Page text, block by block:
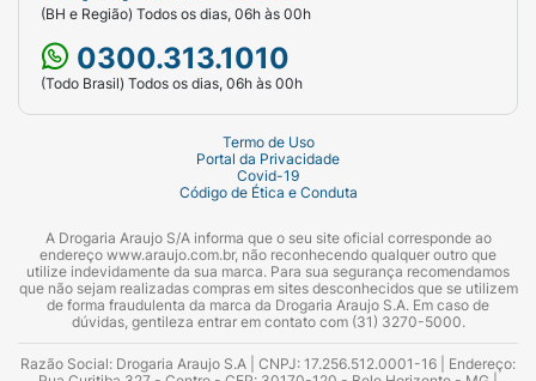
(BH e Região) Todos os dias, 06h às 00h
0300.313.1010
(Todo Brasil) Todos os dias, 06h às 00h
Termo de Uso
Portal da Privacidade
Covid-19
Código de Ética e Conduta
A Drogaria Araujo S/A informa que o seu site oficial corresponde ao
endereço www.araujo.com.br, não reconhecendo qualquer outro que
utilize indevidamente da sua marca. Para sua segurança recomendamos
que não sejam realizadas compras em sites desconhecidos que se utilizem
de forma fraudulenta da marca da Drogaria Araujo S.A. Em caso de
dúvidas, gentileza entrar em contato com (31) 3270-5000.
Razão Social: Drogaria Araujo S.A | CNPJ: 17.256.512.0001-16 | Endereço: